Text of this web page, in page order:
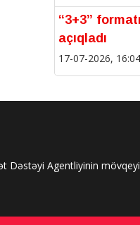
“3+3”
açıqladı
17-07-2026, 16:04
Kremlə
Dəstəyi Agentliyinin